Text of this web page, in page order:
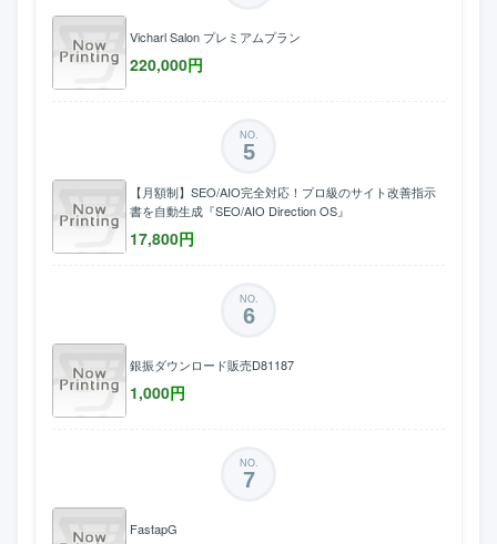
Vicharl Salon プレミアムプラン
220,000円
NO.
5
【月額制】SEO/AIO完全対応！プロ級のサイト改善指示
書を自動生成『SEO/AIO Direction OS』
17,800円
NO.
6
銀振ダウンロード販売D81187
1,000円
NO.
7
FastapG